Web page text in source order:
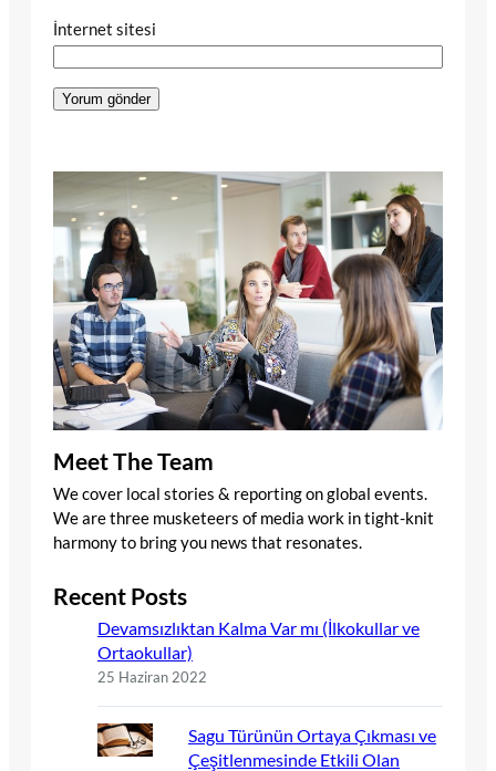
İnternet sitesi
Meet The Team
We cover local stories & reporting on global events.
We are three musketeers of media work in tight-knit
harmony to bring you news that resonates.
Recent Posts
Devamsızlıktan Kalma Var mı (İlkokullar ve
Ortaokullar)
25 Haziran 2022
Sagu Türünün Ortaya Çıkması ve
Çeşitlenmesinde Etkili Olan